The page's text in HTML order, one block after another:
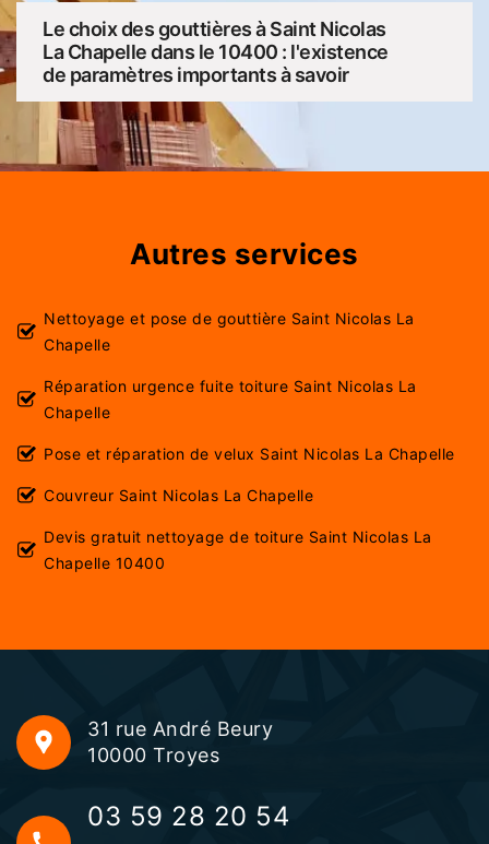
Le choix des gouttières à Saint Nicolas
La Chapelle dans le 10400 : l'existence
de paramètres importants à savoir
Autres services
Nettoyage et pose de gouttière Saint Nicolas La
Chapelle
Réparation urgence fuite toiture Saint Nicolas La
Chapelle
Pose et réparation de velux Saint Nicolas La Chapelle
Couvreur Saint Nicolas La Chapelle
Devis gratuit nettoyage de toiture Saint Nicolas La
Chapelle 10400
31 rue André Beury
10000 Troyes
03 59 28 20 54